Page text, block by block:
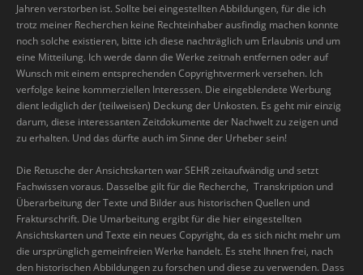
Jahren verstorben ist. Sollte bei eingestellten Abbildungen, für die ich
trotz meiner Recherchen keine Rechteinhaber ausfindig machen konnte
noch solche existieren, bitte ich diese nachträglich um Erlaubnis und um
eine Mitteilung. Ich werde dann die Werke zeitnah entfernen oder auf
Wunsch mit einem entsprechenden Copyrightvermerk versehen. Ich
verfolge keine kommerziellen Interessen. Die eingeblendete Werbung
dient lediglich der (teilweisen) Deckung der Unkosten. Es geht mir einzig
darum, diese interessanten Zeitdokumente der Nachwelt zu zeigen und
zu erhalten. Und das dürfte auch im Sinne der Urheber sein!
Die Retusche der Ansichtskarten war SEHR zeitaufwändig und setzt
Fachwissen voraus. Dasselbe gilt für die Recherche, Transkription und
Überarbeitung der Texte und Bilder aus historischen Quellen und
Frakturschrift. Die Umarbeitung ergibt für die hier eingestellten
Ansichtskarten und Texte ein neues Copyright, da es sich nicht mehr um
die ursprünglich gemeinfreien Werke handelt. Es steht Ihnen frei, nach
den historischen Abbildungen zu forschen und diese zu verwenden. Dass